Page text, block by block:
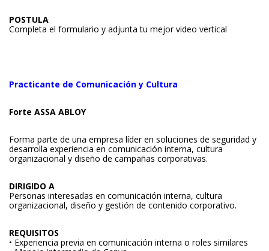
POSTULA
Completa el formulario y adjunta tu mejor video vertical
Practicante de Comunicación y Cultura
Forte ASSA ABLOY
Forma parte de una empresa líder en soluciones de seguridad y
desarrolla experiencia en comunicación interna, cultura
organizacional y diseño de campañas corporativas.
DIRIGIDO A
Personas interesadas en comunicación interna, cultura
organizacional, diseño y gestión de contenido corporativo.
REQUISITOS
• Experiencia previa en comunicación interna o roles similares